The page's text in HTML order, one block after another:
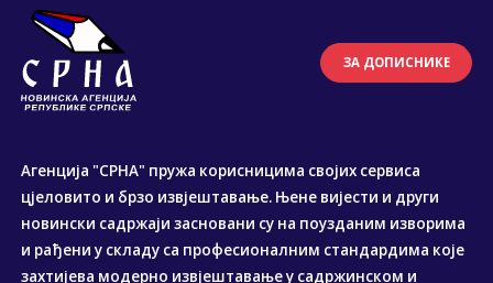
ЗА ДОПИСНИКЕ
Агенција "СРНА" пружа корисницима својих сервиса
цјеловито и брзо извјештавање. Њене вијести и други
новински садржаји засновани су на поузданим изворима
и рађени у складу са професионалним стандардима које
захтијева модерно извјештавање у садржинском и